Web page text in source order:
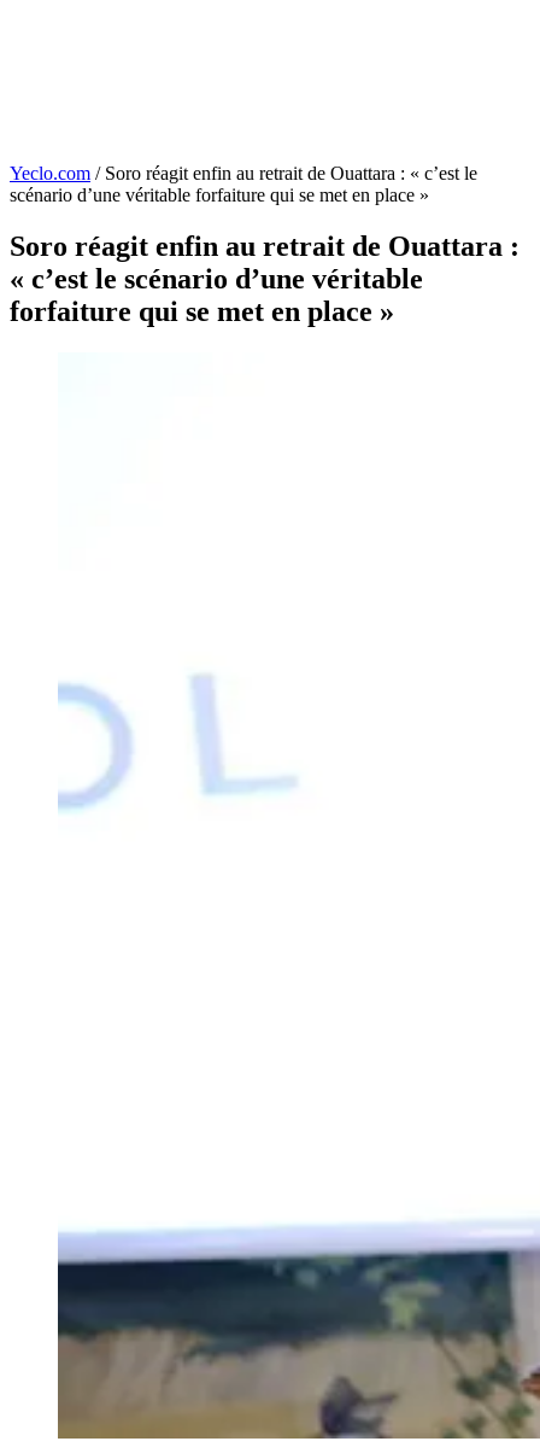
Yeclo.com / Soro réagit enfin au retrait de Ouattara : « c’est le
scénario d’une véritable forfaiture qui se met en place »
Soro réagit enfin au retrait de Ouattara :
« c’est le scénario d’une véritable
forfaiture qui se met en place »